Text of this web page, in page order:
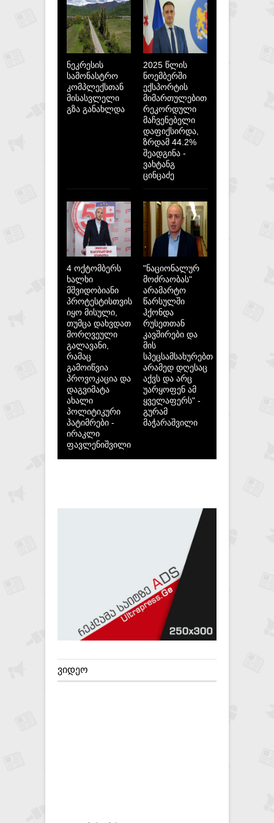
ნეკრესის
სამონასტრო
კომპლექსთან
მისასვლელი
გზა განახლდა
2025 წლის
ნოემბერში
ექსპორტის
მიმართულებით
რეკორდული
მაჩვენებელი
დაფიქსირდა,
ზრდამ 44.2%
შეადგინა -
ვახტანგ
ცინცაძე
4 ოქტომბერს
ხალხი
მშვიდობიანი
პროტესტისთვის
იყო მისული,
თუმცა დახვდათ
მორღვეული
გალავანი,
რამაც
გამოიწვია
პროვოკაცია და
დაგვიმატა
ახალი
პოლიტიკური
პატიმრები -
ირაკლი
ფავლენიშვილი
"ნაციონალურ
მოძრაობას"
არამარტო
წარსულში
ჰქონდა
რუსეთთან
კავშირები და
მის
სპეცსამსახურებთან,
არამედ დღესაც
აქვს და არც
უარყოფენ ამ
ყველაფერს" -
გურამ
მაჭარაშვილი
ᲕᲘᲓᲔᲝ